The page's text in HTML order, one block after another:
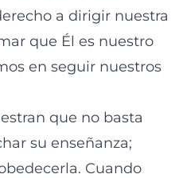
a dirigir nuestra
que Él es nuestro
en seguir nuestros
que no basta
su enseñanza;
Cuando